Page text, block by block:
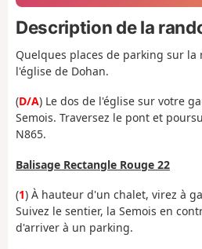
Description de la
Quelques places de parking sur
l'église de Dohan.
(D/A) Le dos de l'église sur votre
Semois. Traversez le pont et
N865.
Balisage Rectangle Rouge 22
(1) À hauteur d'un chalet, virez à
Suivez le sentier, la Semois en
d'arriver à un parking.